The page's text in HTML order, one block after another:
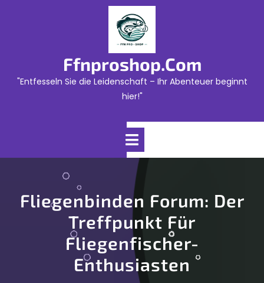
Ffnproshop.com
"Entfesseln Sie die Leidenschaft – Ihr Abenteuer beginnt
hier!"
Open
Fliegenbinden Forum: Der
Treffpunkt Für
Fliegenfischer-
Enthusiasten